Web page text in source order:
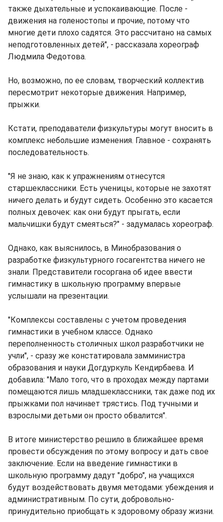
также дыхательные и успокаивающие. После -
движения на голеностопы и прочие, потому что
многие дети плохо садятся. Это рассчитано на самых
неподготовленных детей", - рассказала хореограф
Людмила Федотова.
Но, возможно, по ее словам, творческий коллектив
пересмотрит некоторые движения. Например,
прыжки.
Кстати, преподаватели физкультуры могут вносить в
комплекс небольшие изменения. Главное - сохранять
последовательность.
"Я не знаю, как к упражнениям отнесутся
старшеклассники. Есть ученицы, которые не захотят
ничего делать и будут сидеть. Особенно это касается
полных девочек: как они будут прыгать, если
мальчишки будут смеяться?" - задумалась хореограф.
Однако, как выяснилось, в Минобразования о
разработке физкультурного госагентства ничего не
знали. Представители госоргана об идее ввести
гимнастику в школьную программу впервые
услышали на презентации.
"Комплексы составлены с учетом проведения
гимнастики в учебном классе. Однако
переполненность столичных школ разработчики не
учли", - сразу же констатировала замминистра
образования и науки Догдуркуль Кендирбаева. И
добавила: "Мало того, что в проходах между партами
помещаются лишь младшеклассники, так даже под их
прыжками пол начинает трястись. Под тучными и
взрослыми детьми он просто обвалится".
В итоге министерство решило в ближайшее время
провести обсуждения по этому вопросу и дать свое
заключение. Если на введение гимнастики в
школьную программу дадут "добро", на учащихся
будут воздействовать двумя методами: убеждения и
административным. По сути, добровольно-
принудительно приобщать к здоровому образу жизни.